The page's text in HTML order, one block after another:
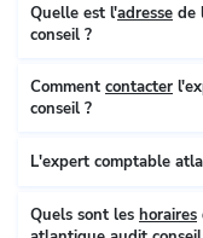
Quelle est l'adresse de
conseil ?
Comment contacter
conseil ?
Quels sont les horaires